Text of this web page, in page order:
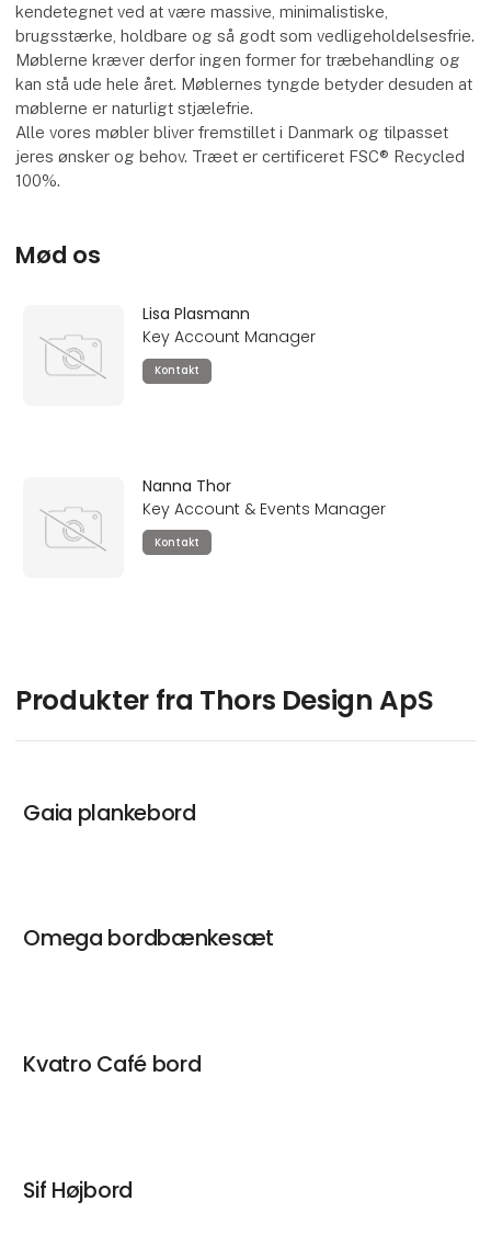
kendetegnet ved at være massive, minimalistiske,
brugsstærke, holdbare og så godt som vedligeholdelsesfrie.
Møblerne kræver derfor ingen former for træbehandling og
kan stå ude hele året. Møblernes tyngde betyder desuden at
møblerne er naturligt stjælefrie.
Alle vores møbler bliver fremstillet i Danmark og tilpasset
jeres ønsker og behov. Træet er certificeret FSC® Recycled
100%.
Mød os
Lisa Plasmann
Key Account Manager
Kontakt
Nanna Thor
Key Account & Events Manager
Kontakt
Produkter fra Thors Design ApS
Gaia plankebord
Omega bordbænkesæt
Kvatro Café bord
Sif Højbord